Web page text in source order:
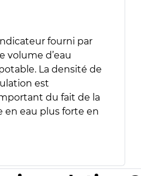
fourni par
volume d’eau
La densité de
est
du fait de la
eau plus forte en